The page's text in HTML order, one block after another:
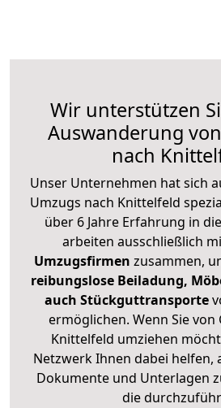
Wir unterstützen
Auswanderung
nach
Unser Unternehmen hat sich
Umzugs nach Knittelfeld
über 6 Jahre Erfahrung in
arbeiten ausschließlich
Umzugsfirmen zusammen,
reibungslose Beiladung,
auch Stückguttransporte
ermöglichen. Wenn Sie
Knittelfeld umziehen
Netzwerk Ihnen dabei helfen,
Dokumente und Unterlagen
die